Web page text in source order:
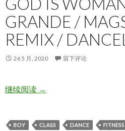
GRANDE /
REMIX /
26 5 月, 2020 留下评论
继续阅读God Is Woman – Ariana
→
BOY CLASS DANCE FITNESS